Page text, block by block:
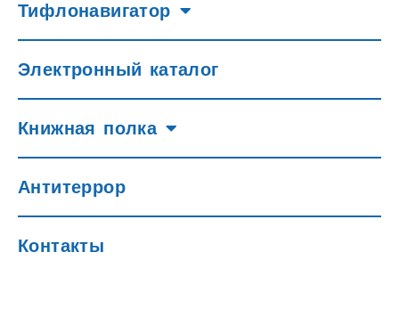
Тифлонавигатор
Электронный каталог
Книжная полка
Антитеррор
Контакты